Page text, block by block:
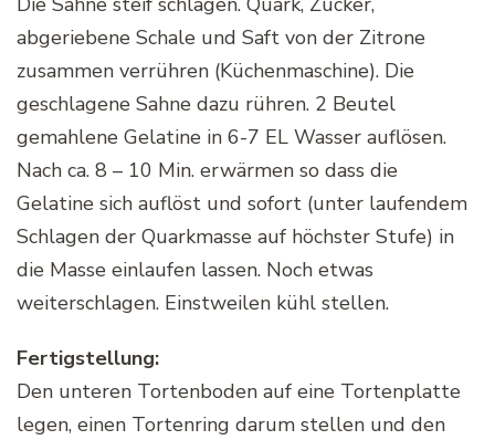
abgeriebene Schale und Saft von der Zitrone
zusammen verrühren (Küchenmaschine). Die
geschlagene Sahne dazu rühren. 2 Beutel
gemahlene Gelatine in 6-7 EL Wasser auflösen.
Nach ca. 8 – 10 Min. erwärmen so dass die
Gelatine sich auflöst und sofort (unter laufendem
Schlagen der Quarkmasse auf höchster Stufe) in
die Masse einlaufen lassen. Noch etwas
weiterschlagen. Einstweilen kühl stellen.
Fertigstellung:
Den unteren Tortenboden auf eine Tortenplatte
legen, einen Tortenring darum stellen und den